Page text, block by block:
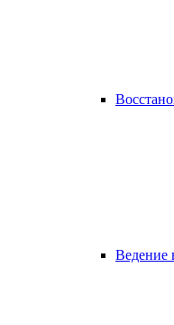
Ведение